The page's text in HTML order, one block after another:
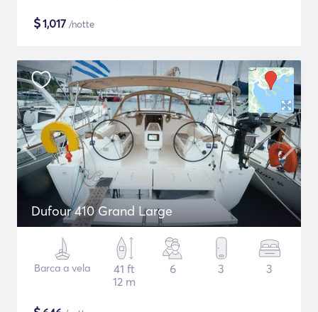
$1,017 /notte
Dufour 410 Grand Large
Barca a vela
41 ft
12 m
6 3 3